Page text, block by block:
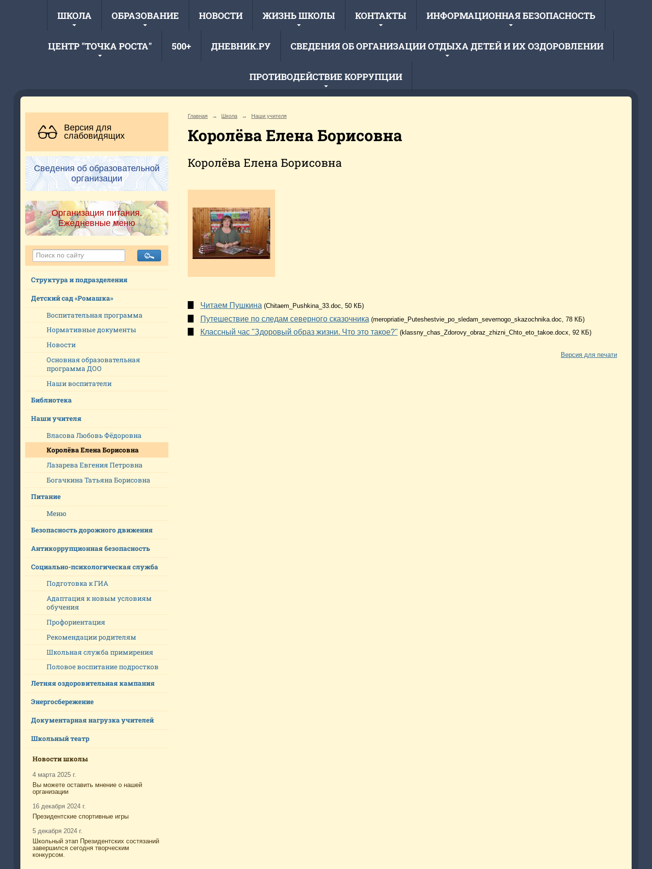
ШКОЛА ОБРАЗОВАНИЕ НОВОСТИ ЖИЗНЬ ШКОЛЫ КОНТАКТЫ ИНФОРМАЦИОННАЯ БЕЗОПАСНОСТЬ
ЦЕНТР "ТОЧКА РОСТА" 500+ ДНЕВНИК.РУ СВЕДЕНИЯ ОБ ОРГАНИЗАЦИИ ОТДЫХА ДЕТЕЙ И ИХ ОЗДОРОВЛЕНИИ
ПРОТИВОДЕЙСТВИЕ КОРРУПЦИИ
«Ухотская средняя школа»
Версия для
слабовидящих
Сведения об образовательной
организации
Организация питания.
Ежедневные меню
Структура и подразделения
Детский сад «Ромашка»
Воспитательная программа
Нормативные документы
Новости
Основная образовательная
программа ДОО
Наши воспитатели
Библиотека
Наши учителя
Власова Любовь Фёдоровна
Королёва Елена Борисовна
Лазарева Евгения Петровна
Богачкина Татьяна Борисовна
Питание
Меню
Безопасность дорожного движения
Антикоррупционная безопасность
Социально-психологическая служба
Подготовка к ГИА
Адаптация к новым условиям
обучения
Профориентация
Рекомендации родителям
Школьная служба примирения
Половое воспитание подростков
Летняя оздоровительная кампания
Энергосбережение
Документарная нагрузка учителей
Школьный театр
Новости школы
4 марта 2025 г.
Вы можете оставить мнение о нашей
организации
16 декабря 2024 г.
Президентские спортивные игры
5 декабря 2024 г.
Школьный этап Президентских состязаний
завершился сегодня творческим
конкурсом.
Главная → Школа → Наши учителя
Королёва Елена Борисовна
Королёва Елена Борисовна
Читаем Пушкина (Chitaem_Pushkina_33.doc, 50 КБ)
Путешествие по следам северного сказочника (meropriatie_Puteshestvie_po_sledam_severnogo_skazochnika.doc, 78 КБ)
Классный час "Здоровый образ жизни. Что это такое?" (klassny_chas_Zdorovy_obraz_zhizni_Chto_eto_takoe.docx, 92 КБ)
Версия для печати